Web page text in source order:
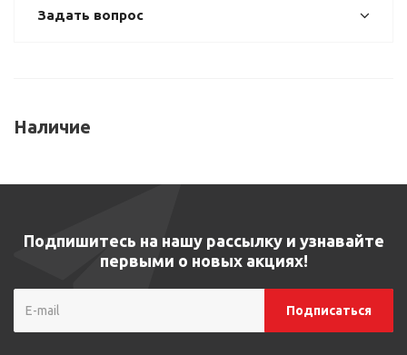
Задать вопрос
Наличие
Подпишитесь на нашу рассылку и узнавайте
первыми о новых акциях!